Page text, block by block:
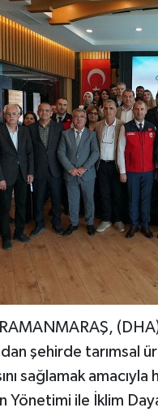
şehirde tarımsal
sağlamak amacıyla
Yönetimi ile İklim